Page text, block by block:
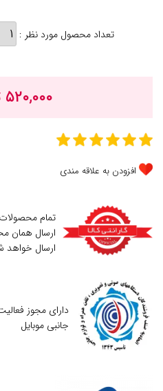
تعداد محصول مورد نظر :
۵۲۰,۰۰۰ تومان
افزودن به علاقه مندی
تمام
ارسال همان
ارسال خواهد
دارای مجوز
جانبی موبایل